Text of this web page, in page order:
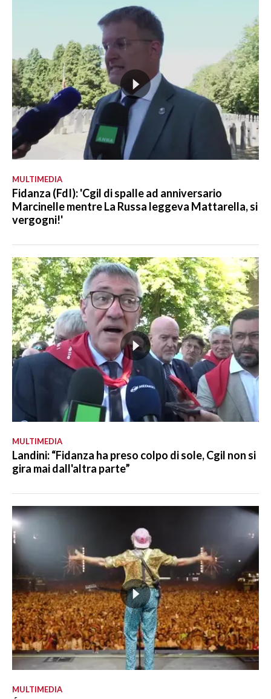
MULTIMEDIA
Fidanza (FdI): 'Cgil di spalle ad anniversario
Marcinelle mentre La Russa leggeva Mattarella, si
vergogni!'
MULTIMEDIA
Landini: “Fidanza ha preso colpo di sole, Cgil non si
gira mai dall'altra parte”
MULTIMEDIA